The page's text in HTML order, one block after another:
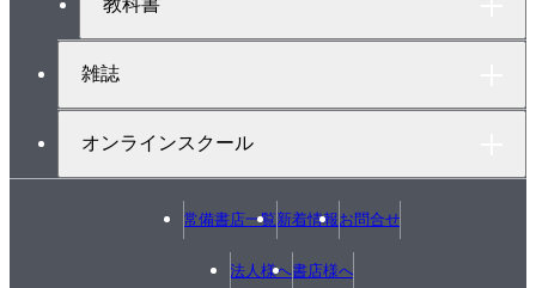
教科書
雑誌
オンラインスクール
常備書店一覧新着情報お問合せ
法人様へ書店様へ